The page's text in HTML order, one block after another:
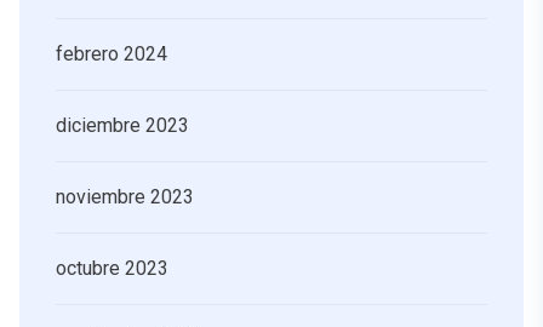
febrero 2024
diciembre 2023
noviembre 2023
octubre 2023